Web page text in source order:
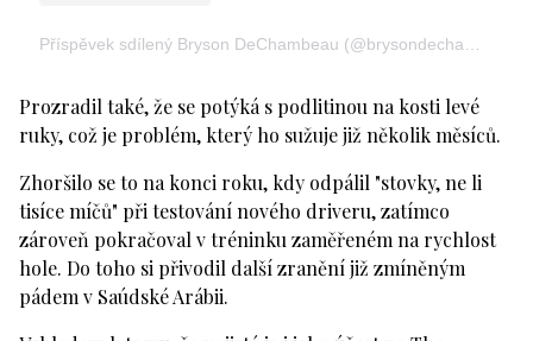
Prozradil také, že se potýká s podlitinou na kosti levé
ruky, což je problém, který ho sužuje již několik měsíců.
Zhoršilo se to na konci roku, kdy odpálil "stovky, ne li
tisíce míčů" při testování nového driveru, zatímco
zároveň pokračoval v tréninku zaměřeném na rychlost
hole. Do toho si přivodil další zranění již zmíněným
pádem v Saúdské Arábii.